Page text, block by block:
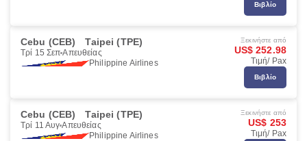
Βιβλίο
Cebu (CEB) Taipei (TPE)
Τρί 15 Σεπ Απευθείας
Philippine Airlines
Ξεκινήστε από
US$ 252.98
Τιμή/ Pax
Βιβλίο
Cebu (CEB) Taipei (TPE)
Τρί 11 Αυγ Απευθείας
Philippine Airlines
Ξεκινήστε από
US$ 253
Τιμή/ Pax